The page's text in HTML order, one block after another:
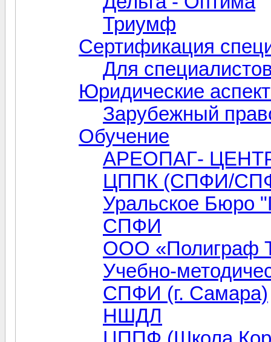
Триумф
Сертификация
Для
Юридические
Зарубежный
Обучение
АРЕОПАГ-
ЦППК (СПФИ/
Уральское Бюро
СПФИ
ООО «Полиграф
Учебно-
СПФИ (г. Самара)
НШДЛ